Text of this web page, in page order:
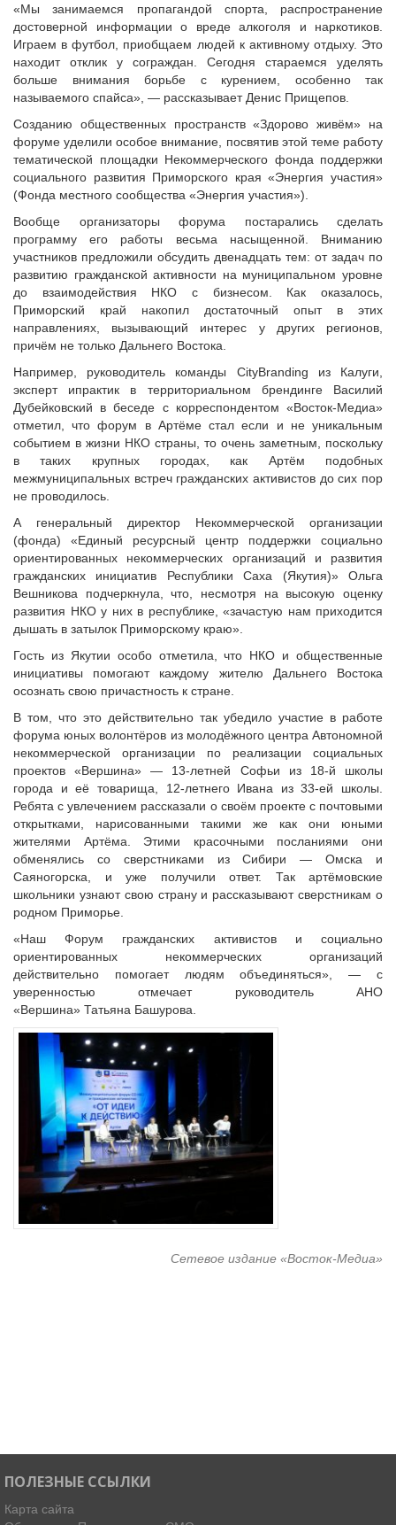
«Мы занимаемся пропагандой спорта, распространение
достоверной информации о вреде алкоголя и наркотиков.
Играем в футбол, приобщаем людей к активному отдыху. Это
находит отклик у сограждан. Сегодня стараемся уделять
больше внимания борьбе с курением, особенно так
называемого спайса», — рассказывает Денис Прищепов.
Созданию общественных пространств «Здорово живём» на
форуме уделили особое внимание, посвятив этой теме работу
тематической площадки Некоммерческого фонда поддержки
социального развития Приморского края «Энергия участия»
(Фонда местного сообщества «Энергия участия»).
Вообще организаторы форума постарались сделать
программу его работы весьма насыщенной. Вниманию
участников предложили обсудить двенадцать тем: от задач по
развитию гражданской активности на муниципальном уровне
до взаимодействия НКО с бизнесом. Как оказалось,
Приморский край накопил достаточный опыт в этих
направлениях, вызывающий интерес у других регионов,
причём не только Дальнего Востока.
Например, руководитель команды CityBranding из Калуги,
эксперт ипрактик в территориальном брендинге Василий
Дубейковский в беседе с корреспондентом «Восток-Медиа»
отметил, что форум в Артёме стал если и не уникальным
событием в жизни НКО страны, то очень заметным, поскольку
в таких крупных городах, как Артём подобных
межмуниципальных встреч гражданских активистов до сих пор
не проводилось.
А генеральный директор Некоммерческой организации
(фонда) «Единый ресурсный центр поддержки социально
ориентированных некоммерческих организаций и развития
гражданских инициатив Республики Саха (Якутия)» Ольга
Вешникова подчеркнула, что, несмотря на высокую оценку
развития НКО у них в республике, «зачастую нам приходится
дышать в затылок Приморскому краю».
Гость из Якутии особо отметила, что НКО и общественные
инициативы помогают каждому жителю Дальнего Востока
осознать свою причастность к стране.
В том, что это действительно так убедило участие в работе
форума юных волонтёров из молодёжного центра Автономной
некоммерческой организации по реализации социальных
проектов «Вершина» — 13-летней Софьи из 18-й школы
города и её товарища, 12-летнего Ивана из 33-ей школы.
Ребята с увлечением рассказали о своём проекте с почтовыми
открытками, нарисованными такими же как они юными
жителями Артёма. Этими красочными посланиями они
обменялись со сверстниками из Сибири — Омска и
Саяногорска, и уже получили ответ. Так артёмовские
школьники узнают свою страну и рассказывают сверстникам о
родном Приморье.
«Наш Форум гражданских активистов и социально
ориентированных некоммерческих организаций
действительно помогает людям объединяться», — с
уверенностью отмечает руководитель АНО
«Вершина» Татьяна Башурова.
Сетевое издание «Восток-Медиа»
ПОЛЕЗНЫЕ ССЫЛКИ
Карта сайта